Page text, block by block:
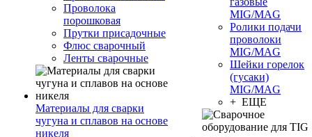
Проволока
порошковая
Прутки присадочные
Флюс сварочный
Ленты сварочные
Материалы для сварки
чугуна и сплавов на основе
никеля
MIG/MAG
Ролики подачи
проволоки
MIG/MAG
Шейки горелок
(гусаки)
MIG/MAG
+ ЕЩЕ